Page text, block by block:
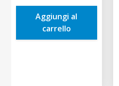
era:
6,00€.
è:
Aggiungi al
carrello